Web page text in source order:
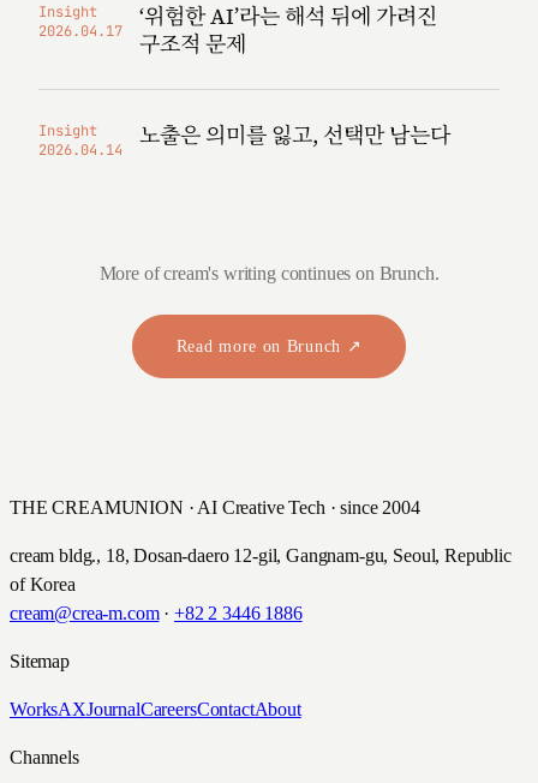
Insight
2026.04.17
‘위험한 AI’라는 해석 뒤에 가려진
구조적 문제
Insight
2026.04.14
노출은 의미를 잃고, 선택만 남는다
More of cream's writing continues on Brunch.
Read more on Brunch ↗
THE CREAMUNION · AI Creative Tech · since 2004
cream bldg., 18, Dosan-daero 12-gil, Gangnam-gu, Seoul, Republic
of Korea
cream@crea-m.com· +82 2 3446 1886
Sitemap
WorksAXJournalCareersContactAbout
Channels